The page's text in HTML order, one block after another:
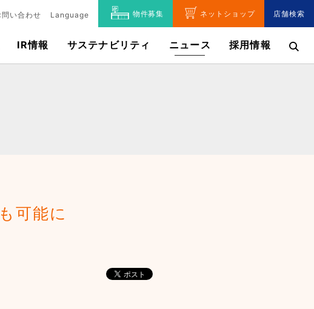
可能に
問い合わせ Language 物件募集 ネットショップ 店舗検索
IR情報 サステナビリティ ニュース 採用情報